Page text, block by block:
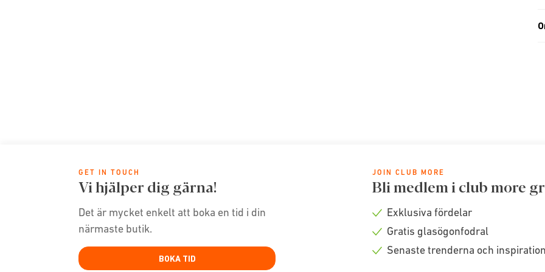
GET IN TOUCH
Vi hjälper dig gärna!
Det är mycket enkelt att boka en tid i din
närmaste butik.
BOKA TID
JOIN CLUB MORE
Bli medlem i club more
Check
Exklusiva fördelar
Check
Gratis glasögonfodral
Senaste trenderna och inspiration